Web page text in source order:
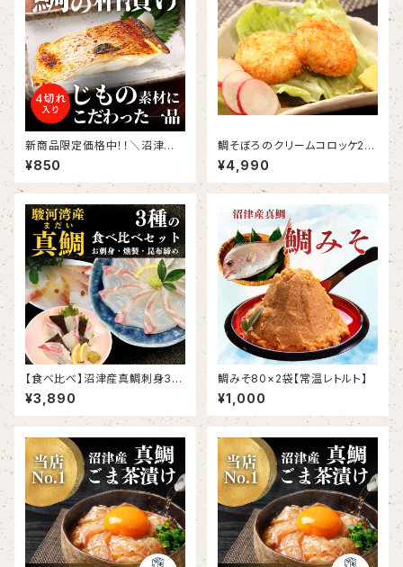
新商品限定価格中！！＼沼津の
旨味を凝縮！／ 沼津産真鯛の極
上粕漬け 100g×2切れ（切り
身）
¥850
鯛そぼろのクリームコロッケ20
粒 バラ凍結
¥4,990
【食べ比べ】沼津産真鯛刺身3種
セット（さしみ130g、昆布締め6
0g×2、スモーク60g×2）
¥3,890
鯛みそ80×2袋【常温レトルト】
¥1,000